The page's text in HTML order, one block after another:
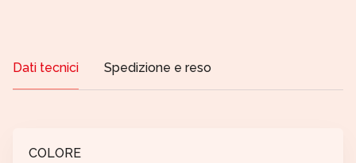
Dati tecnici Spedizione e reso
COLORE